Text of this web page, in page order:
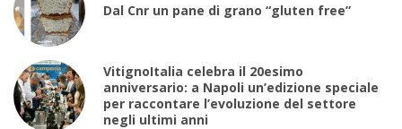
Dal Cnr un pane di grano “gluten free”
VitignoItalia celebra il 20esimo
anniversario: a Napoli un’edizione speciale
per raccontare l’evoluzione del settore
negli ultimi anni